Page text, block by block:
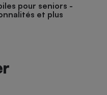
pour seniors -
et plus